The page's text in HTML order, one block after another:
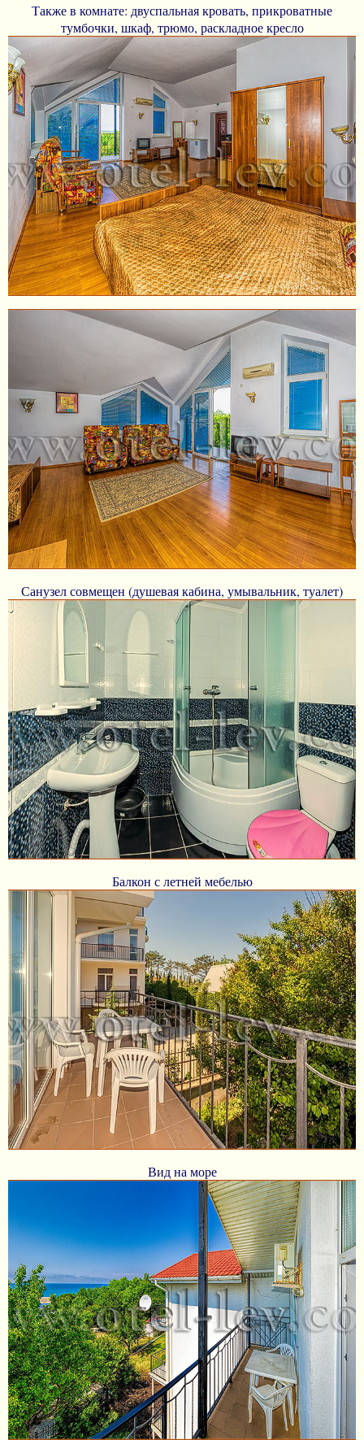
Также в комнате: двуспальная кровать, прикроватные
тумбочки, шкаф, трюмо, раскладное кресло
Санузел совмещен (душевая кабина, умывальник, туалет)
Балкон с летней мебелью
Вид на море